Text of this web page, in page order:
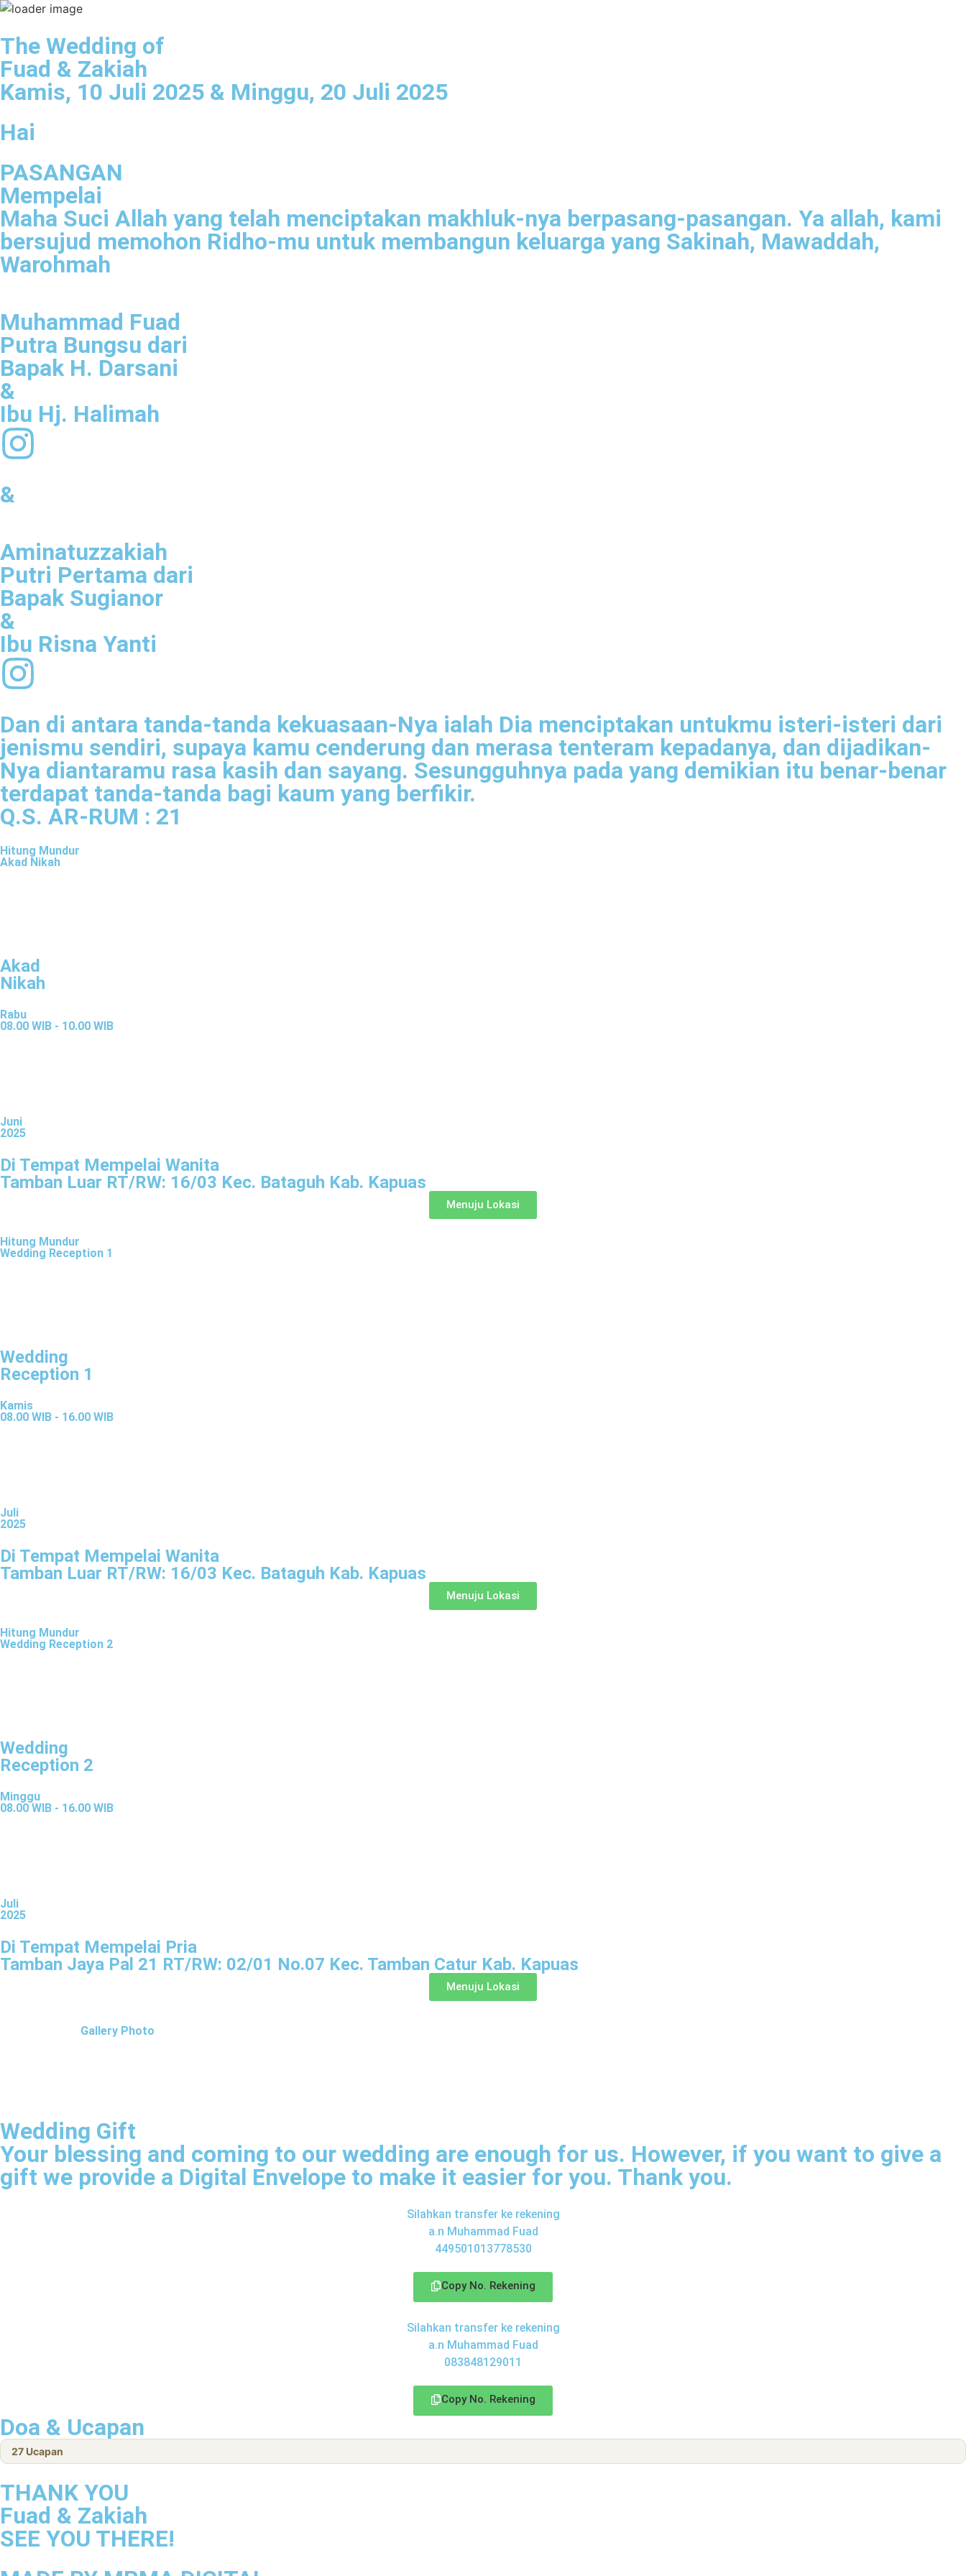
The Wedding of
Fuad & Zakiah
Kamis, 10 Juli 2025 & Minggu, 20 Juli 2025
Hai
PASANGAN
Mempelai
Maha Suci Allah yang telah menciptakan makhluk-nya berpasang-pasangan. Ya allah, kami
bersujud memohon Ridho-mu untuk membangun keluarga yang Sakinah, Mawaddah,
Warohmah
Muhammad Fuad
Putra Bungsu dari
Bapak H. Darsani
&
Ibu Hj. Halimah
&
Aminatuzzakiah
Putri Pertama dari
Bapak Sugianor
&
Ibu Risna Yanti
Dan di antara tanda-tanda kekuasaan-Nya ialah Dia menciptakan untukmu isteri-isteri dari
jenismu sendiri, supaya kamu cenderung dan merasa tenteram kepadanya, dan dijadikan-
Nya diantaramu rasa kasih dan sayang. Sesungguhnya pada yang demikian itu benar-benar
terdapat tanda-tanda bagi kaum yang berfikir.
Q.S. AR-RUM : 21
Hitung Mundur
Akad Nikah
Akad
Nikah
Rabu
08.00 WIB - 10.00 WIB
Juni
2025
Di Tempat Mempelai Wanita
Tamban Luar RT/RW: 16/03 Kec. Bataguh Kab. Kapuas
Menuju Lokasi
Hitung Mundur
Wedding Reception 1
Wedding
Reception 1
Kamis
08.00 WIB - 16.00 WIB
Juli
2025
Di Tempat Mempelai Wanita
Tamban Luar RT/RW: 16/03 Kec. Bataguh Kab. Kapuas
Menuju Lokasi
Hitung Mundur
Wedding Reception 2
Wedding
Reception 2
Minggu
08.00 WIB - 16.00 WIB
Juli
2025
Di Tempat Mempelai Pria
Tamban Jaya Pal 21 RT/RW: 02/01 No.07 Kec. Tamban Catur Kab. Kapuas
Menuju Lokasi
Gallery Photo
Wedding Gift
Your blessing and coming to our wedding are enough for us. However, if you want to give a
gift we provide a Digital Envelope to make it easier for you. Thank you.
Silahkan transfer ke rekening
a.n Muhammad Fuad
449501013778530
Copy No. Rekening
Silahkan transfer ke rekening
a.n Muhammad Fuad
083848129011
Copy No. Rekening
Doa & Ucapan
27 Ucapan
THANK YOU
Fuad & Zakiah
SEE YOU THERE!